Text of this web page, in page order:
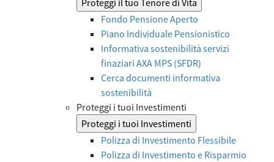
Fondo Pensione Aperto
Piano Individuale Pensionistico
Informativa sostenibilità servizi
finaziari AXA MPS (SFDR)
Cerca documenti informativa
sostenibilità
Proteggi i tuoi Investimenti
Proteggi i tuoi Investimenti
Polizza di Investimento Flessibile
Polizza di Investimento e Risparmio